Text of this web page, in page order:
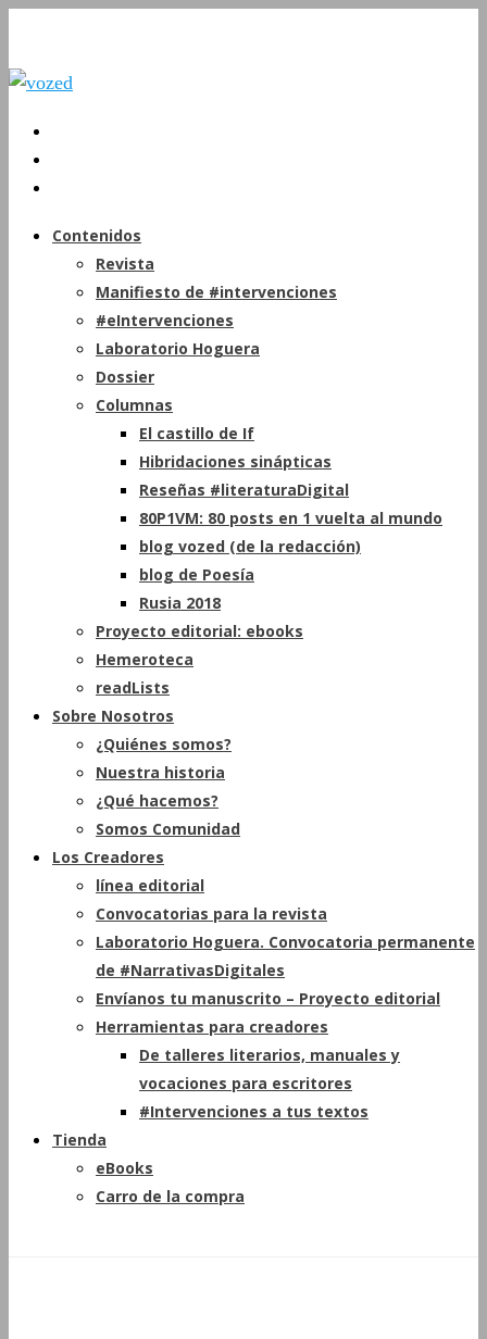
Contenidos
Revista
Manifiesto de #intervenciones
#eIntervenciones
Laboratorio Hoguera
Dossier
Columnas
El castillo de If
Hibridaciones sinápticas
Reseñas #literaturaDigital
80P1VM: 80 posts en 1 vuelta al mundo
blog vozed (de la redacción)
blog de Poesía
Rusia 2018
Proyecto editorial: ebooks
Hemeroteca
readLists
Sobre Nosotros
¿Quiénes somos?
Nuestra historia
¿Qué hacemos?
Somos Comunidad
Los Creadores
línea editorial
Convocatorias para la revista
Laboratorio Hoguera. Convocatoria permanente
de #NarrativasDigitales
Envíanos tu manuscrito – Proyecto editorial
Herramientas para creadores
De talleres literarios, manuales y
vocaciones para escritores
#Intervenciones a tus textos
Tienda
eBooks
Carro de la compra